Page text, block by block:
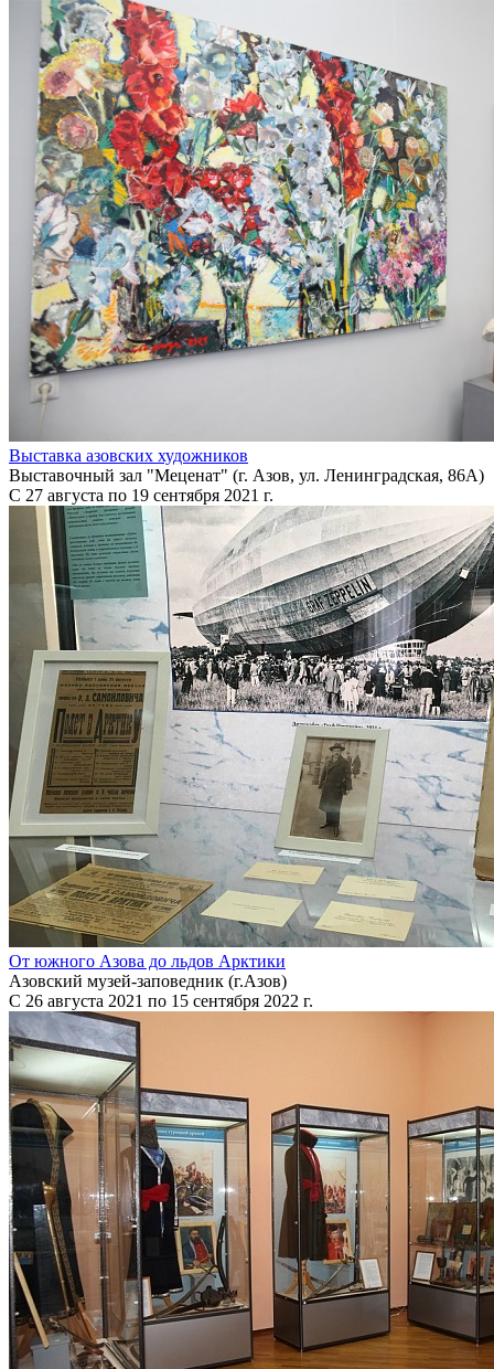
Выставка азовских художников
Выставочный зал "Меценат" (г. Азов, ул. Ленинградская, 86А)
С 27 августа по 19 сентября 2021 г.
От южного Азова до льдов Арктики
Азовский музей-заповедник (г.Азов)
С 26 августа 2021 по 15 сентября 2022 г.